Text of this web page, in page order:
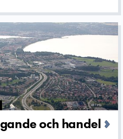
och handel